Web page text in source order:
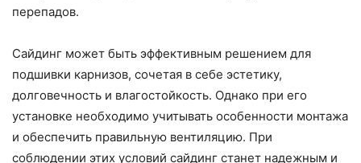
перепадов.
Сайдинг может быть эффективным решением для
подшивки карнизов, сочетая в себе эстетику,
долговечность и влагостойкость. Однако при его
установке необходимо учитывать особенности монтажа
и обеспечить правильную вентиляцию. При
соблюдении этих условий сайдинг станет надежным и